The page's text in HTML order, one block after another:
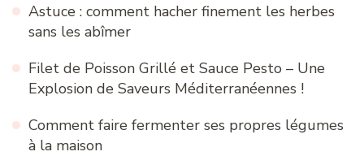
Astuce : comment hacher finement les herbes
sans les abîmer
Filet de Poisson Grillé et Sauce Pesto – Une
Explosion de Saveurs Méditerranéennes !
Comment faire fermenter ses propres légumes
à la maison